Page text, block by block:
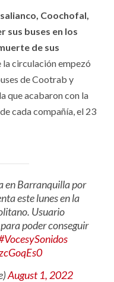
Coochofal,
sus buses en los
de sus
la circulación empezó
de Cootrab y
que acabaron con la
cada compañía, el 23
en Barranquilla por
este lunes en la
Usuario
poder conseguir
August 1, 2022